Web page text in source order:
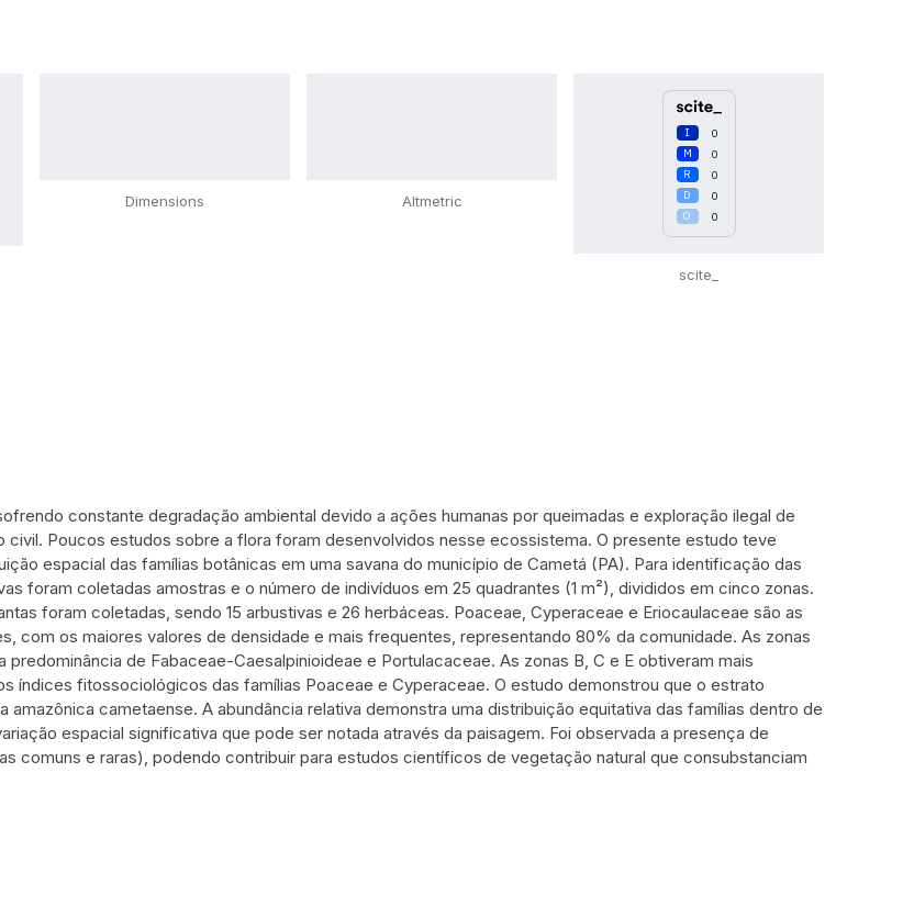
Dimensions Altmetric
0
0
0
0
0
scite_
constante degradação ambiental devido a ações humanas por queimadas e exploração ilegal de
civil. Poucos estudos sobre a flora foram desenvolvidos nesse ecossistema. O presente estudo teve
espacial das famílias botânicas em uma savana do município de Cametá (PA). Para identificação das
foram coletadas amostras e o número de indivíduos em 25 quadrantes (1 m²), divididos em cinco zonas.
foram coletadas, sendo 15 arbustivas e 26 herbáceas. Poaceae, Cyperaceae e Eriocaulaceae são as
com os maiores valores de densidade e mais frequentes, representando 80% da comunidade. As zonas
predominância de Fabaceae-Caesalpinioideae e Portulacaceae. As zonas B, C e E obtiveram mais
índices fitossociológicos das famílias Poaceae e Cyperaceae. O estudo demonstrou que o estrato
amazônica cametaense. A abundância relativa demonstra uma distribuição equitativa das famílias dentro de
espacial significativa que pode ser notada através da paisagem. Foi observada a presença de
comuns e raras), podendo contribuir para estudos científicos de vegetação natural que consubstanciam